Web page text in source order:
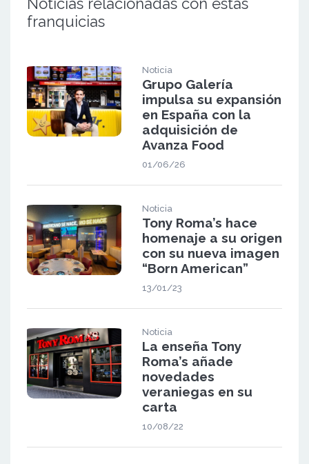
franquicias
Noticia
Grupo Galería
impulsa su expansión
en España con la
adquisición de
Avanza Food
01/06/26
Noticia
Tony Roma’s hace
homenaje a su origen
con su nueva imagen
“Born American”
13/01/23
Noticia
La enseña Tony
Roma’s añade
novedades
veraniegas en su
carta
10/08/22